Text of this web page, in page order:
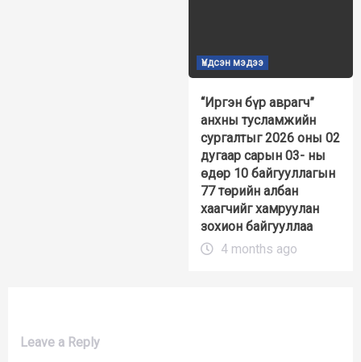
Үндсэн мэдээ
“Иргэн бүр аврагч”
анхны тусламжийн
сургалтыг 2026 оны 02
дугаар сарын 03- ны
өдөр 10 байгууллагын
77 төрийн албан
хаагчийг хамруулан
зохион байгууллаа
4 months ago
Leave a Reply